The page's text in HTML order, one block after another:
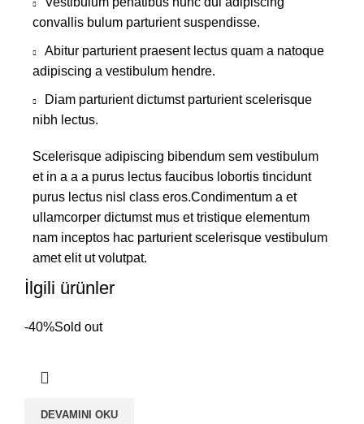
convallis bulum parturient suspendisse.
Abitur parturient praesent lectus quam a natoque
adipiscing a vestibulum hendre.
Diam parturient dictumst parturient scelerisque
nibh lectus.
Scelerisque adipiscing bibendum sem vestibulum
et in a a a purus lectus faucibus lobortis tincidunt
purus lectus nisl class eros.Condimentum a et
ullamcorper dictumst mus et tristique elementum
nam inceptos hac parturient scelerisque vestibulum
amet elit ut volutpat.
İlgili ürünler
-40%Sold out
DEVAMINI OKU